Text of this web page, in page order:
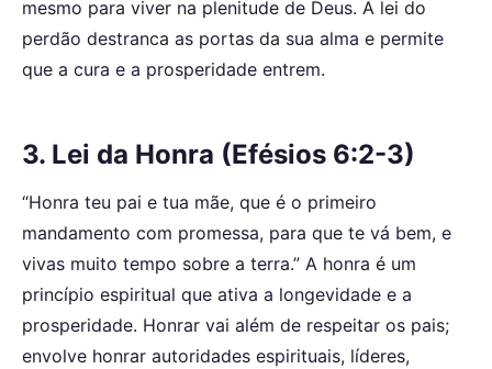
mesmo para viver na plenitude de Deus. A lei do
perdão destranca as portas da sua alma e permite
que a cura e a prosperidade entrem.
3. Lei da Honra (Efésios 6:2-3)
“Honra teu pai e tua mãe, que é o primeiro
mandamento com promessa, para que te vá bem, e
vivas muito tempo sobre a terra.” A honra é um
princípio espiritual que ativa a longevidade e a
prosperidade. Honrar vai além de respeitar os pais;
envolve honrar autoridades espirituais, líderes,